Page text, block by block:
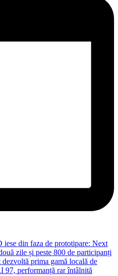
iese din faza de prototipare: Next
zile și peste 800 de participanți
prima gamă locală de
97, performanță rar întâlnită